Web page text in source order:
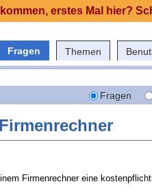
Fragen Themen
Fragen
Firmenrechner eine
erstes Mal hier?